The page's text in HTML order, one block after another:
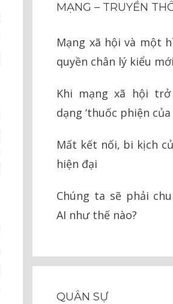
MẠNG – TRUYỀN
Mạng xã hội và một
quyền chân lý kiểu mới
Khi mạng xã hội
dạng ‘thuốc phiện của
Mất kết nối, bi kịch
hiện đại
Chúng ta sẽ phải
AI như thế nào?
QUÂN SỰ